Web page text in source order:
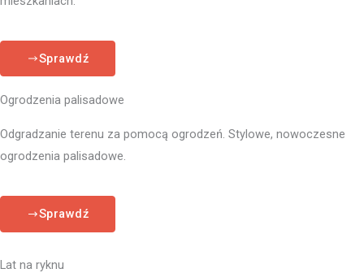
Sprawdź
Ogrodzenia palisadowe
Odgradzanie terenu za pomocą ogrodzeń. Stylowe, nowoczesne
ogrodzenia palisadowe.
Sprawdź
Lat na ryknu